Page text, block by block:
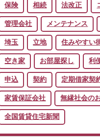
保険 相続 法改正
管理会社 メンテナンス
埼玉 立地 住みやすい
空き家 お部屋探し 利
申込 契約 定期借家契
家賃保証会社 無縁社会の
全国賃貸住宅新聞